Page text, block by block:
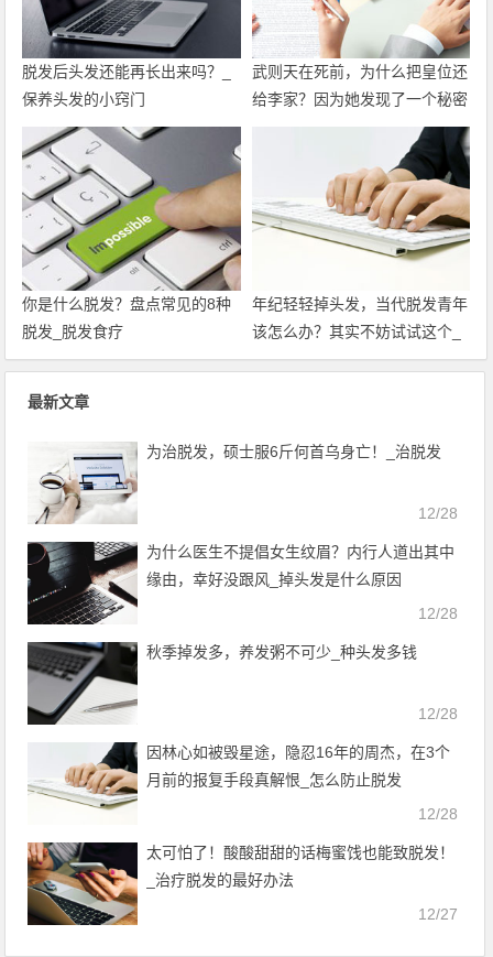
脱发后头发还能再长出来吗？_
保养头发的小窍门
武则天在死前，为什么把皇位还
给李家？因为她发现了一个秘密
_接头发视频
你是什么脱发？盘点常见的8种
脱发_脱发食疗
年纪轻轻掉头发，当代脱发青年
该怎么办？其实不妨试试这个_
掉头发怎么办
最新文章
为治脱发，硕士服6斤何首乌身亡！_治脱发
12/28
为什么医生不提倡女生纹眉？内行人道出其中
缘由，幸好没跟风_掉头发是什么原因
12/28
秋季掉发多，养发粥不可少_种头发多钱
12/28
因林心如被毁星途，隐忍16年的周杰，在3个
月前的报复手段真解恨_怎么防止脱发
12/28
太可怕了！酸酸甜甜的话梅蜜饯也能致脱发！
_治疗脱发的最好办法
12/27